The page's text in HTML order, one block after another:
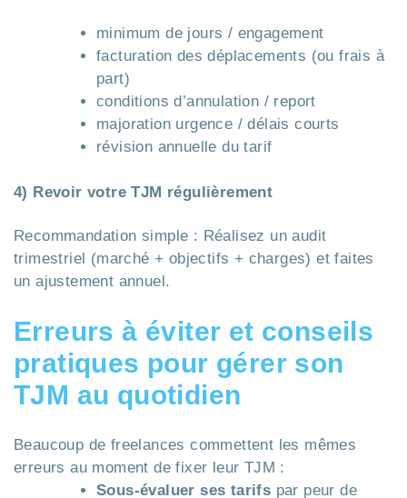
minimum de jours / engagement
facturation des déplacements (ou frais à
part)
conditions d’annulation / report
majoration urgence / délais courts
révision annuelle du tarif
4) Revoir votre TJM régulièrement
Recommandation simple : Réalisez un audit
trimestriel (marché + objectifs + charges) et faites
un ajustement annuel.
Erreurs à éviter et conseils
pratiques pour gérer son
TJM au quotidien
Beaucoup de freelances commettent les mêmes
erreurs au moment de fixer leur TJM :
Sous-évaluer ses tarifs par peur de